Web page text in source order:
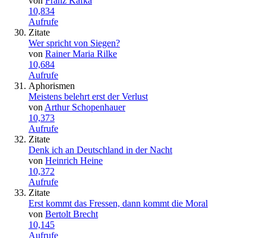
10,834
Aufrufe
Zitate
Wer spricht von Siegen?
von Rainer Maria Rilke
10,684
Aufrufe
Aphorismen
Meistens belehrt erst der Verlust
von Arthur Schopenhauer
10,373
Aufrufe
Zitate
Denk ich an Deutschland in der Nacht
von Heinrich Heine
10,372
Aufrufe
Zitate
Erst kommt das Fressen, dann kommt die Moral
von Bertolt Brecht
10,145
Aufrufe